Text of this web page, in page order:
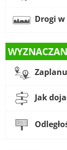
Drogi
Jak